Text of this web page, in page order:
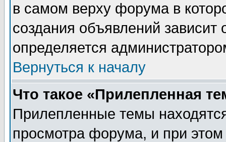
в самом верху форума в
создания объявлений зависит
определяется
Вернуться к началу
Что такое «Прилепленная
Прилепленные темы
просмотра форума, и при